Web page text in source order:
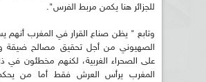
للجزائر هنا يكمن مربط الفرس".
وتابع " يظن صناع القرار في المغرب أنهم
الصهيوني من أجل تحقيق مصالح ضيقة
على الصحراء الغربية، لكنهم مخطئون
المغرب يرأس العرش فقط أما من